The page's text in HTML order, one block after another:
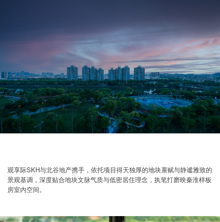
观享际SKH与北谷地产携手，依托项目得天独厚的地块禀赋与静谧雅致的
景观基调，深度贴合地块文脉气质与低密居住理念，执笔打磨映秦淮样板
房室内空间。